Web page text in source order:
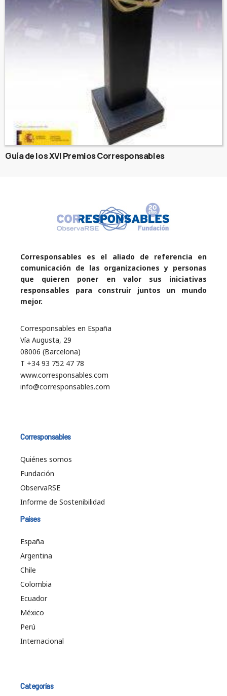
Guía de los XVI Premios Corresponsables
Corresponsables es el aliado de referencia en
comunicación de las organizaciones y personas
que quieren poner en valor sus iniciativas
responsables para construir juntos un mundo
mejor.
Corresponsables en España
Vía Augusta, 29
08006 (Barcelona)
T +34 93 752 47 78
www.corresponsables.com
info@corresponsables.com
Corresponsables
Quiénes somos
Fundación
ObservaRSE
Informe de Sostenibilidad
Países
España
Argentina
Chile
Colombia
Ecuador
México
Perú
Internacional
Categorías